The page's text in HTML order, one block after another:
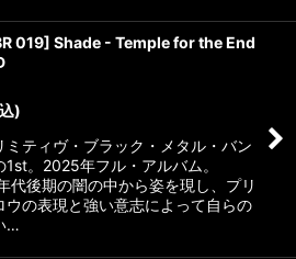
019] Shade - Temple for the End
)
ミティヴ・ブラック・メタル・バン
1st。2025年フル・アルバム。
代後期の闇の中から姿を現し、プリ
ウの表現と強い意志によって自らの
…